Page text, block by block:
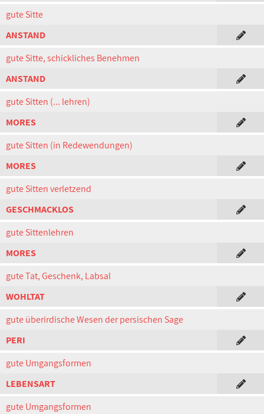
gute Sitte
ANSTAND
gute Sitte, schickliches Benehmen
ANSTAND
gute Sitten (... lehren)
MORES
gute Sitten (in Redewendungen)
MORES
gute Sitten verletzend
GESCHMACKLOS
gute Sittenlehren
MORES
gute Tat, Geschenk, Labsal
WOHLTAT
gute überirdische Wesen der persischen Sage
PERI
gute Umgangsformen
LEBENSART
gute Umgangsformen